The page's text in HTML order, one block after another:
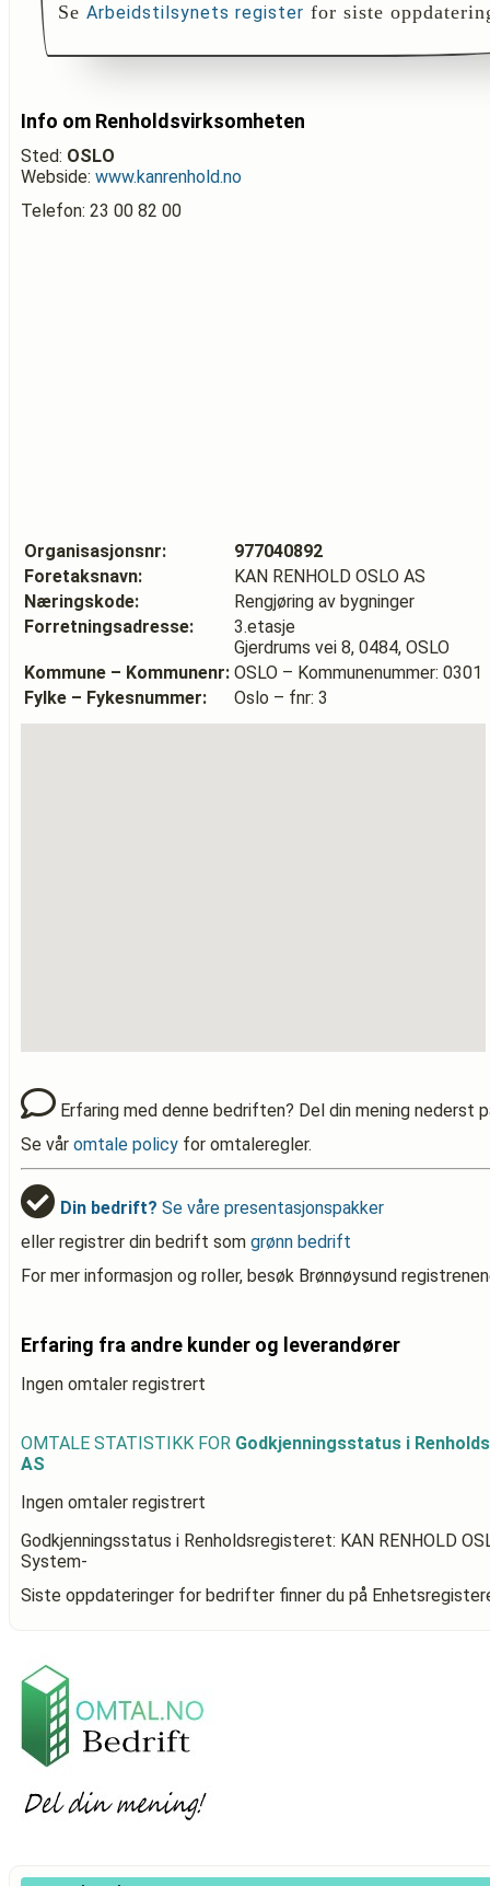
Se Arbeidstilsynets register for siste
Info om Renholdsvirksomheten
Sted: OSLO
Webside: www.kanrenhold.no
Telefon: 23 00 82 00
Organisasjonsnr:
977040892
Foretaksnavn:
KAN RENHOLD OSLO AS
Næringskode:
Rengjøring av bygninger
Forretningsadresse:
3.etasje
Gjerdrums vei 8, 0484, OSLO
Kommune – Kommunenr: OSLO – Kommunenummer: 0301
Fylke – Fykesnummer:
Oslo – fnr: 3
Erfaring med denne bedriften? Del din mening nederst
Se vår omtale policy for omtaleregler.
Din bedrift? Se våre presentasjonspakker
eller registrer din bedrift som grønn bedrift
For mer informasjon og roller, besøk Brønnøysund
Erfaring fra andre kunder og leverandører
Ingen omtaler registrert
OMTALE STATISTIKK FOR Godkjenningsstatus i
AS
Ingen omtaler registrert
Godkjenningsstatus i Renholdsregisteret: KAN RENHOLD
System-
Siste oppdateringer for bedrifter finner du på